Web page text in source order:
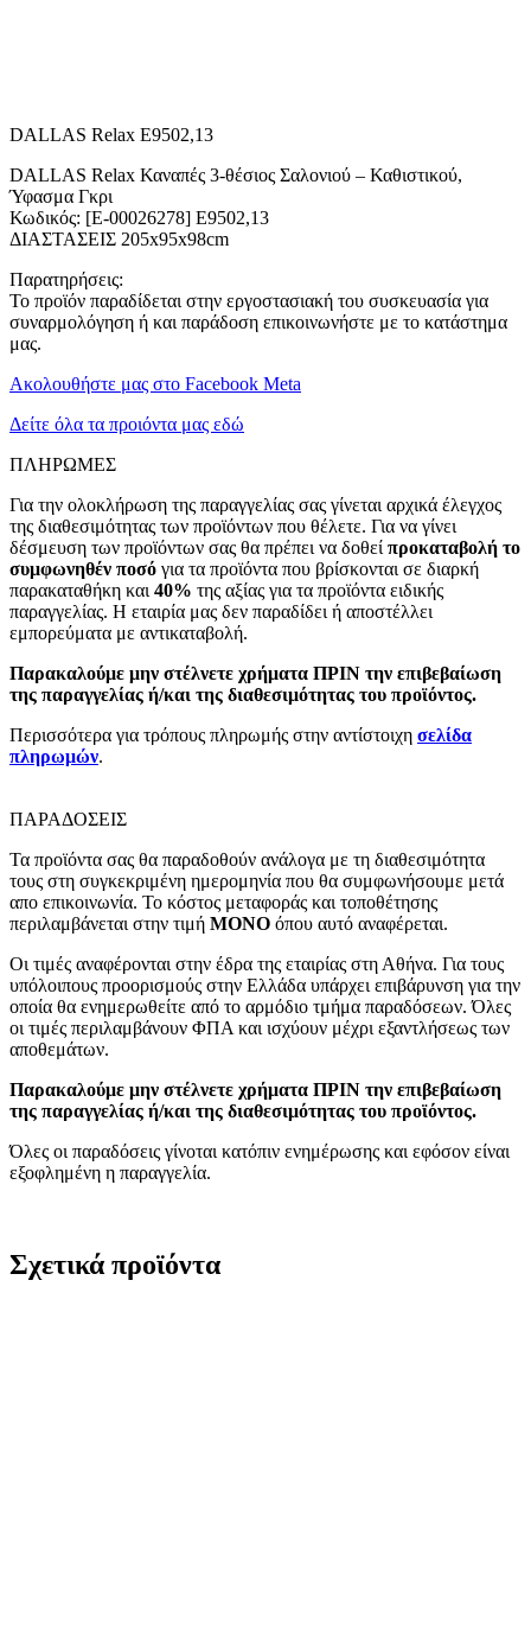
DALLAS Relax E9502,13
DALLAS Relax Καναπές 3-θέσιος Σαλονιού – Καθιστικού,
Ύφασμα Γκρι
Κωδικός: [Ε-00026278] Ε9502,13
ΔΙΑΣΤΑΣΕΙΣ 205x95x98cm
Παρατηρήσεις:
Το προϊόν παραδίδεται στην εργοστασιακή του συσκευασία για
συναρμολόγηση ή και παράδοση επικοινωνήστε με το κατάστημα
μας.
Ακολουθήστε μας στο Facebook Meta
Δείτε όλα τα προιόντα μας εδώ
ΠΛΗΡΩΜΕΣ
Για την ολοκλήρωση της παραγγελίας σας γίνεται αρχικά έλεγχος
της διαθεσιμότητας των προϊόντων που θέλετε. Για να γίνει
δέσμευση των προϊόντων σας θα πρέπει να δοθείπροκαταβολή το
συμφωνηθέν ποσό για τα προϊόντα που βρίσκονται σε διαρκή
παρακαταθήκη και40% της αξίας για τα προϊόντα ειδικής
παραγγελίας. Η εταιρία μας δεν παραδίδει ή αποστέλλει
εμπορεύματα με αντικαταβολή.
Παρακαλούμε μην στέλνετε χρήματα ΠΡΙΝ την επιβεβαίωση
της παραγγελίας ή/και της διαθεσιμότητας του προϊόντος.
Περισσότερα για τρόπους πληρωμής στην αντίστοιχη σελίδα
πληρωμών.
ΠΑΡΑΔΟΣΕΙΣ
Τα προϊόντα σας θα παραδοθούν ανάλογα με τη διαθεσιμότητα
τους στη συγκεκριμένη ημερομηνία που θα συμφωνήσουμε μετά
απο επικοινωνία. Το κόστος μεταφοράς και τοποθέτησης
περιλαμβάνεται στην τιμή MONO όπου αυτό αναφέρεται.
Οι τιμές αναφέρονται στην έδρα της εταιρίας στη Αθήνα. Για τους
υπόλοιπους προορισμούς στην Ελλάδα υπάρχει επιβάρυνση για την
οποία θα ενημερωθείτε από το αρμόδιο τμήμα παραδόσεων. Όλες
οι τιμές περιλαμβάνουν ΦΠΑ και ισχύουν μέχρι εξαντλήσεως των
αποθεμάτων.
Παρακαλούμε μην στέλνετε χρήματα ΠΡΙΝ την επιβεβαίωση
της παραγγελίας ή/και της διαθεσιμότητας του προϊόντος.
Όλες οι παραδόσεις γίνοται κατόπιν ενημέρωσης και εφόσον είναι
εξοφλημένη η παραγγελία.
Σχετικά προϊόντα